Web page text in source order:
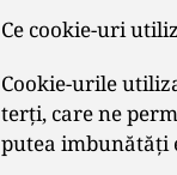
Ce cookie-uri
Cookie-urile
terţi, care ne
putea imbunătăţi